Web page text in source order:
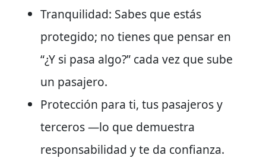
Tranquilidad: Sabes que estás
protegido; no tienes que pensar en
“¿Y si pasa algo?” cada vez que sube
un pasajero.
Protección para ti, tus pasajeros y
terceros —lo que demuestra
responsabilidad y te da confianza.